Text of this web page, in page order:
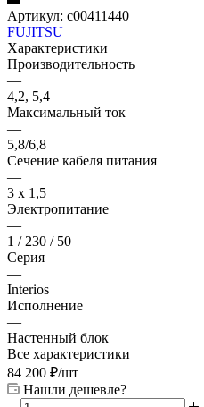
Артикул: c00411440
FUJITSU
Характеристики
Производительность
—
4,2, 5,4
Максимальный ток
—
5,8/6,8
Сечение кабеля питания
—
3 х 1,5
Электропитание
—
1 / 230 / 50
Серия
—
Interios
Исполнение
—
Настенный блок
Все характеристики
84 200 ₽/шт
Нашли дешевле?